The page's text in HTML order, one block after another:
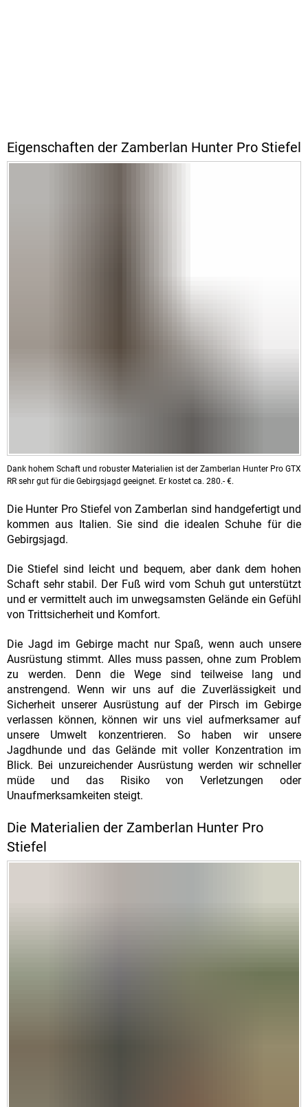
Eigenschaften der Zamberlan Hunter Pro Stiefel
Dank hohem Schaft und robuster Materialien ist der Zamberlan Hunter Pro GTX
RR sehr gut für die Gebirgsjagd geeignet. Er kostet ca. 280.- €.
Die Hunter Pro Stiefel von Zamberlan sind handgefertigt und
kommen aus Italien. Sie sind die idealen Schuhe für die
Gebirgsjagd.
Die Stiefel sind leicht und bequem, aber dank dem hohen
Schaft sehr stabil. Der Fuß wird vom Schuh gut unterstützt
und er vermittelt auch im unwegsamsten Gelände ein Gefühl
von Trittsicherheit und Komfort.
Die Jagd im Gebirge macht nur Spaß, wenn auch unsere
Ausrüstung stimmt. Alles muss passen, ohne zum Problem
zu werden. Denn die Wege sind teilweise lang und
anstrengend. Wenn wir uns auf die Zuverlässigkeit und
Sicherheit unserer Ausrüstung auf der Pirsch im Gebirge
verlassen können, können wir uns viel aufmerksamer auf
unsere Umwelt konzentrieren. So haben wir unsere
Jagdhunde und das Gelände mit voller Konzentration im
Blick. Bei unzureichender Ausrüstung werden wir schneller
müde und das Risiko von Verletzungen oder
Unaufmerksamkeiten steigt.
Die Materialien der Zamberlan Hunter Pro
Stiefel